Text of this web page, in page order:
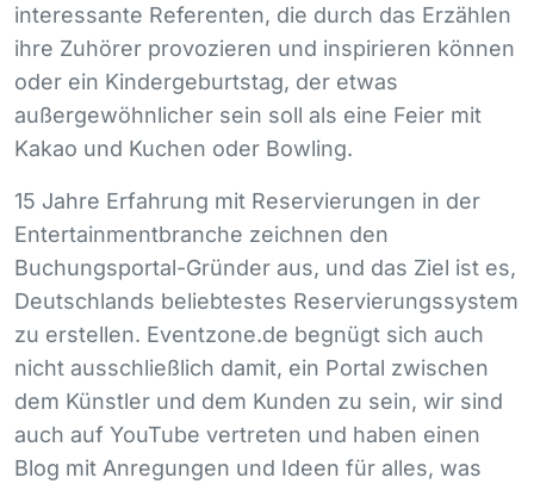
interessante Referenten, die durch das Erzählen
ihre Zuhörer provozieren und inspirieren können
oder ein Kindergeburtstag, der etwas
außergewöhnlicher sein soll als eine Feier mit
Kakao und Kuchen oder Bowling.
15 Jahre Erfahrung mit Reservierungen in der
Entertainmentbranche zeichnen den
Buchungsportal-Gründer aus, und das Ziel ist es,
Deutschlands beliebtestes Reservierungssystem
zu erstellen. Eventzone.de begnügt sich auch
nicht ausschließlich damit, ein Portal zwischen
dem Künstler und dem Kunden zu sein, wir sind
auch auf YouTube vertreten und haben einen
Blog mit Anregungen und Ideen für alles, was